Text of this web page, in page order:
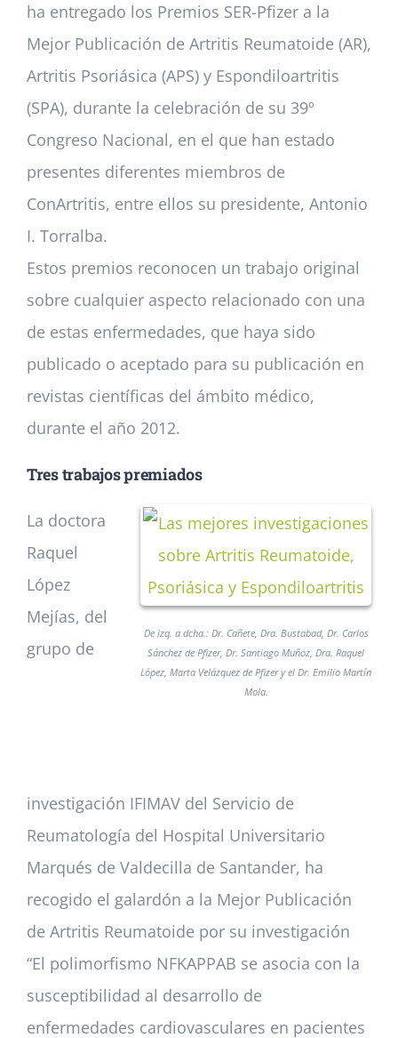
Asóciate
ha entregado los Premios SER-Pfizer a la
Mejor Publicación de Artritis Reumatoide (AR),
Artritis Psoriásica (APS) y Espondiloartritis
(SPA), durante la celebración de su 39º
Congreso Nacional, en el que han estado
presentes diferentes miembros de
ConArtritis, entre ellos su presidente, Antonio
I. Torralba.
Estos premios reconocen un trabajo original
sobre cualquier aspecto relacionado con una
de estas enfermedades, que haya sido
publicado o aceptado para su publicación en
revistas científicas del ámbito médico,
durante el año 2012.
Tres trabajos premiados
De izq. a dcha.: Dr. Cañete, Dra. Bustabad, Dr. Carlos
Sánchez de Pfizer, Dr. Santiago Muñoz, Dra. Raquel
López, Marta Velázquez de Pfizer y el Dr. Emilio Martín
Mola.
La doctora
Raquel
López
Mejías, del
grupo de
investigación IFIMAV del Servicio de
Reumatología del Hospital Universitario
Marqués de Valdecilla de Santander, ha
recogido el galardón a la Mejor Publicación
de Artritis Reumatoide por su investigación
“El polimorfismo NFKAPPAB se asocia con la
susceptibilidad al desarrollo de
enfermedades cardiovasculares en pacientes